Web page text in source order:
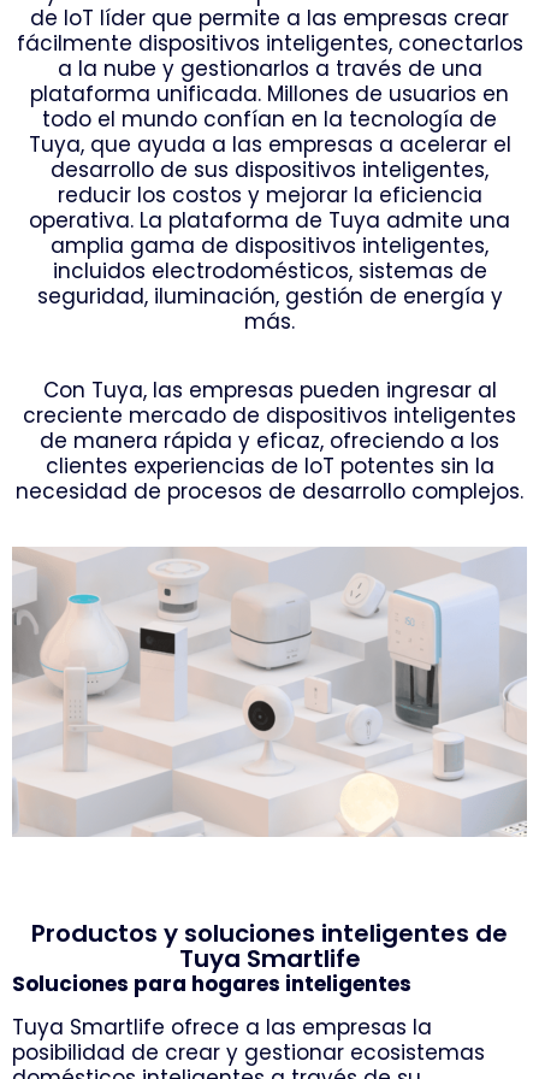
de IoT líder que permite a las empresas crear
fácilmente dispositivos inteligentes, conectarlos
a la nube y gestionarlos a través de una
plataforma unificada. Millones de usuarios en
todo el mundo confían en la tecnología de
Tuya, que ayuda a las empresas a acelerar el
desarrollo de sus dispositivos inteligentes,
reducir los costos y mejorar la eficiencia
operativa. La plataforma de Tuya admite una
amplia gama de dispositivos inteligentes,
incluidos electrodomésticos, sistemas de
seguridad, iluminación, gestión de energía y
más.
Con Tuya, las empresas pueden ingresar al
creciente mercado de dispositivos inteligentes
de manera rápida y eficaz, ofreciendo a los
clientes experiencias de IoT potentes sin la
necesidad de procesos de desarrollo complejos.
Productos y soluciones inteligentes de
Tuya Smartlife
Soluciones para hogares inteligentes
Tuya Smartlife ofrece a las empresas la
posibilidad de crear y gestionar ecosistemas